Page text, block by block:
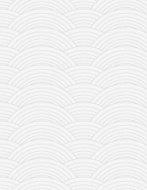
galerija kluba
članarina
kontakt
besplatna e-knjiga
termini treninga
moja priča
moja priča